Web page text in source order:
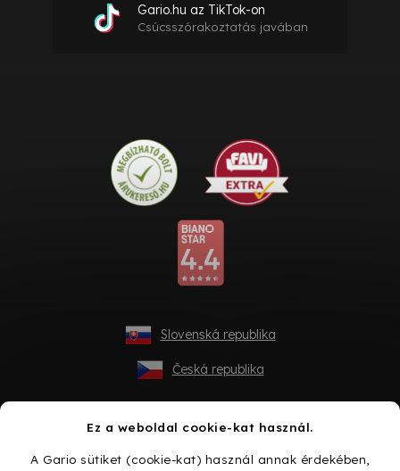
Ez a weboldal cookie-kat használ.
A Gario sütiket (cookie-kat) használ annak érdekében,
Gario.hu az TikTok-on
Csúcsszórakoztatás javában
Slovenská republika
Česká republika